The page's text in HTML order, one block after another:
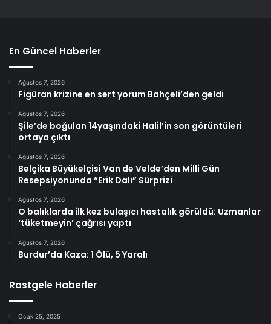
En Güncel Haberler
Ağustos 7, 2026
Figüran krizine en sert yorum Bahçeli’den geldi
Ağustos 7, 2026
Şile’de boğulan 14yaşındaki Halil’in son görüntüleri
ortaya çıktı
Ağustos 7, 2026
Belçika Büyükelçisi Van de Velde’den Milli Gün
Resepsiyonunda “Erik Dalı” Sürprizi
Ağustos 7, 2026
O balıklarda ilk kez bulaşıcı hastalık görüldü: Uzmanlar
‘tüketmeyin’ çağrısı yaptı
Ağustos 7, 2026
Burdur’da Kaza: 1 Ölü, 5 Yaralı
Rastgele Haberler
Ocak 25, 2025